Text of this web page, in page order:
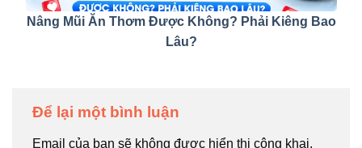
Nâng Mũi Ăn Thơm Được Không? Phải Kiêng Bao
Lâu?
Để lại một bình luận
Email của bạn sẽ không được hiển thị công khai.